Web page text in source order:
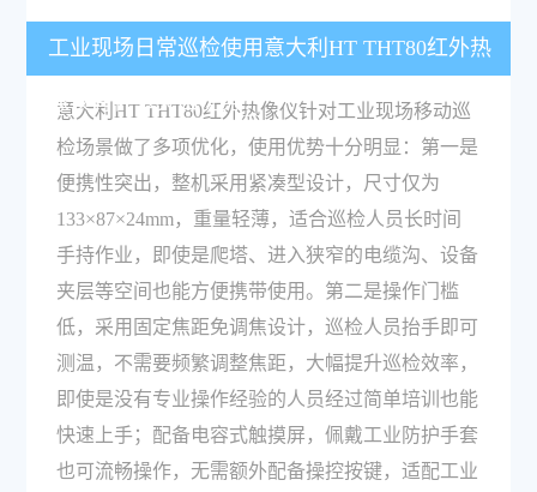
工业现场日常巡检使用意大利HT THT80红外热
像仪有什么突出优势？
意大利HT THT80红外热像仪针对工业现场移动巡
检场景做了多项优化，使用优势十分明显：第一是
便携性突出，整机采用紧凑型设计，尺寸仅为
133×87×24mm，重量轻薄，适合巡检人员长时间
手持作业，即使是爬塔、进入狭窄的电缆沟、设备
夹层等空间也能方便携带使用。第二是操作门槛
低，采用固定焦距免调焦设计，巡检人员抬手即可
测温，不需要频繁调整焦距，大幅提升巡检效率，
即使是没有专业操作经验的人员经过简单培训也能
快速上手；配备电容式触摸屏，佩戴工业防护手套
也可流畅操作，无需额外配备操控按键，适配工业